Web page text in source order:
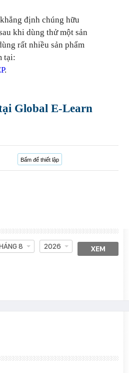
định chúng hữu
khi dùng thử một sản
rất nhiều sản phẩm
tại:
.
Global E-Learn
Bấm để thiết lập
8 2026 XEM